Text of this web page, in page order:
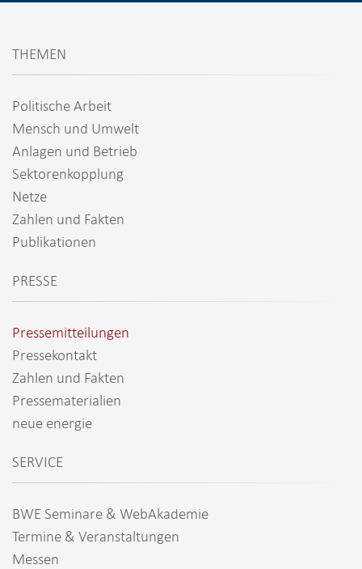
THEMEN
Politische Arbeit
Mensch und Umwelt
Anlagen und Betrieb
Sektorenkopplung
Netze
Zahlen und Fakten
Publikationen
PRESSE
Pressemitteilungen
Pressekontakt
Zahlen und Fakten
Pressematerialien
neue energie
SERVICE
BWE Seminare & WebAkademie
Termine & Veranstaltungen
Messen